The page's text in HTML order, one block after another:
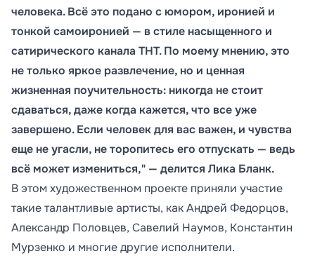
человека. Всё это подано с юмором, иронией и
тонкой самоиронией — в стиле насыщенного и
сатирического канала ТНТ. По моему мнению, это
не только яркое развлечение, но и ценная
жизненная поучительность: никогда не стоит
сдаваться, даже когда кажется, что все уже
завершено. Если человек для вас важен, и чувства
еще не угасли, не торопитесь его отпускать — ведь
всё может измениться," — делится Лика Бланк.
В этом художественном проекте приняли участие
такие талантливые артисты, как Андрей Федорцов,
Александр Половцев, Савелий Наумов, Константин
Мурзенко и многие другие исполнители.